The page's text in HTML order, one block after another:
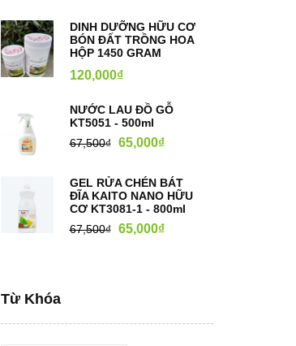
DINH DƯỠNG HỮU CƠ
BÓN ĐẤT TRỒNG HOA
HỘP 1450 GRAM
120,000₫
NƯỚC LAU ĐỒ GỖ
KT5051 - 500ml
67,500₫ 65,000₫
GEL RỬA CHÉN BÁT
ĐĨA KAITO NANO HỮU
CƠ KT3081-1 - 800ml
67,500₫ 65,000₫
Từ Khóa